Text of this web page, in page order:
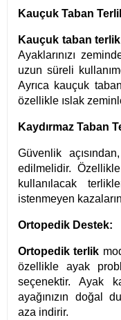
Kauçuk Taban
Kauçuk taban terlik
Ayaklarınızı
uzun süreli
Ayrıca kauçuk
özellikle ıslak
Kaydırmaz Taban
Güvenlik açısından,
edilmelidir.
kullanılacak
istenmeyen
Ortopedik Destek:
Ortopedik terlik
özellikle ayak
seçenektir. Ayak
ayağınızın doğal
aza indirir.